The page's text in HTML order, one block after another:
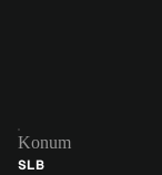
Konum
SLB